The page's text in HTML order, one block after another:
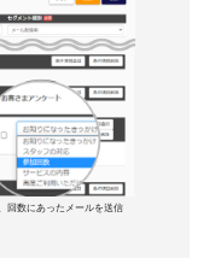
回数にあったメールを送信